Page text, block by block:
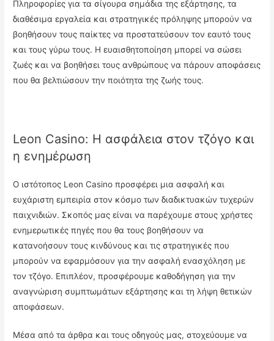
Πληροφορίες για τα σίγουρα σημάδια της εξάρτησης, τα
διαθέσιμα εργαλεία και στρατηγικές πρόληψης μπορούν να
βοηθήσουν τους παίκτες να προστατεύσουν τον εαυτό τους
και τους γύρω τους. Η ευαισθητοποίηση μπορεί να σώσει
ζωές και να βοηθήσει τους ανθρώπους να πάρουν αποφάσεις
που θα βελτιώσουν την ποιότητα της ζωής τους.
Leon Casino: Η ασφάλεια στον τζόγο και
η ενημέρωση
Ο ιστότοπος Leon Casino προσφέρει μια ασφαλή και
ευχάριστη εμπειρία στον κόσμο των διαδικτυακών τυχερών
παιχνιδιών. Σκοπός μας είναι να παρέχουμε στους χρήστες
ενημερωτικές πηγές που θα τους βοηθήσουν να
κατανοήσουν τους κινδύνους και τις στρατηγικές που
μπορούν να εφαρμόσουν για την ασφαλή ενασχόληση με
τον τζόγο. Επιπλέον, προσφέρουμε καθοδήγηση για την
αναγνώριση συμπτωμάτων εξάρτησης και τη λήψη θετικών
αποφάσεων.
Μέσα από τα άρθρα και τους οδηγούς μας, στοχεύουμε να